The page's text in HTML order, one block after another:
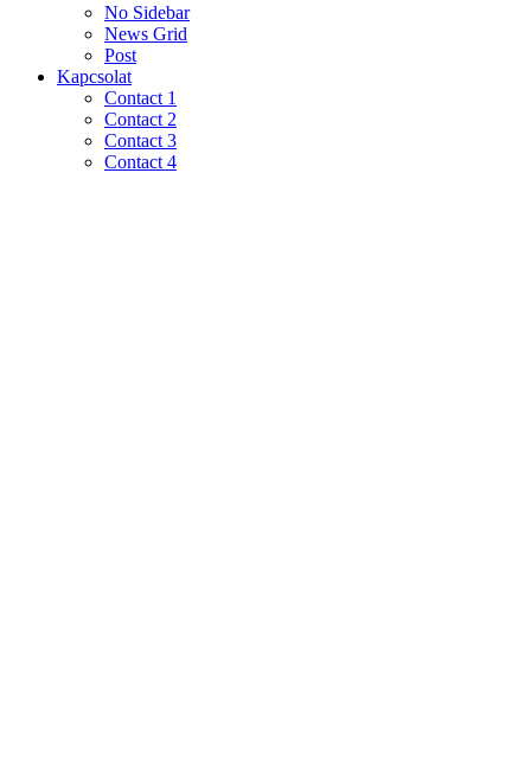
No Sidebar
News Grid
Post
Kapcsolat
Contact 1
Contact 2
Contact 3
Contact 4